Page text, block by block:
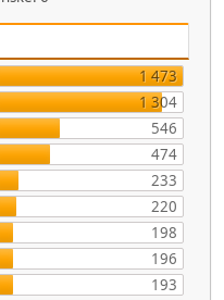
1 473
1 304
546
474
233
220
198
196
193